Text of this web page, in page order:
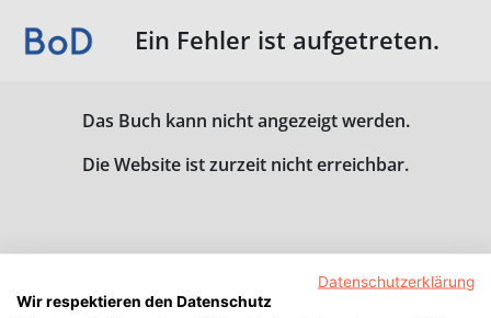
Ein Fehler ist aufgetreten.
Das Buch kann nicht angezeigt werden.
Die Website ist zurzeit nicht erreichbar.
Datenschutzerklärung
Wir respektieren den Datenschutz